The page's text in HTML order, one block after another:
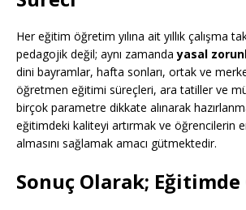
Her eğitim öğretim yılına ait yıllık çalışma
pedagojik değil; aynı zamandayasal
dini bayramlar, hafta sonları, ortak ve
öğretmen eğitimi süreçleri, ara tatiller ve
birçok parametre dikkate alınarak
eğitimdeki kaliteyi artırmak ve öğrencilerin
almasını sağlamak amacı gütmektedir.
Sonuç Olarak; Eğitimde